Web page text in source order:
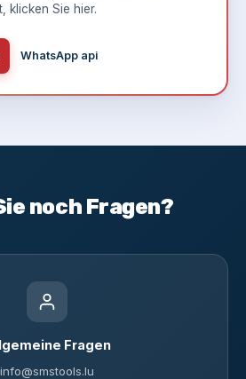
klicken Sie hier.
WhatsApp api
noch Fragen?
Fragen
info@smstools.lu